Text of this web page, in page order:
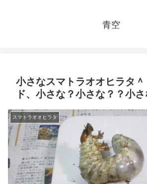
青空
小さなスマトラオオヒラタ
ド、小さな？小さな？？小
スマトラオオヒラタ